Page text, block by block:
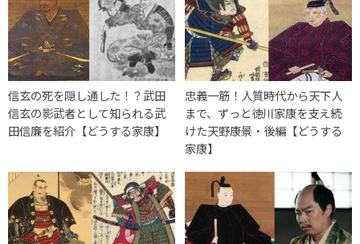
信玄の死を隠し通した！？武田
信玄の影武者として知られる武
田信廉を紹介【どうする家康】
忠義一筋！人質時代から天下人
まで、ずっと徳川家康を支え続
けた天野康景・後編【どうする
家康】